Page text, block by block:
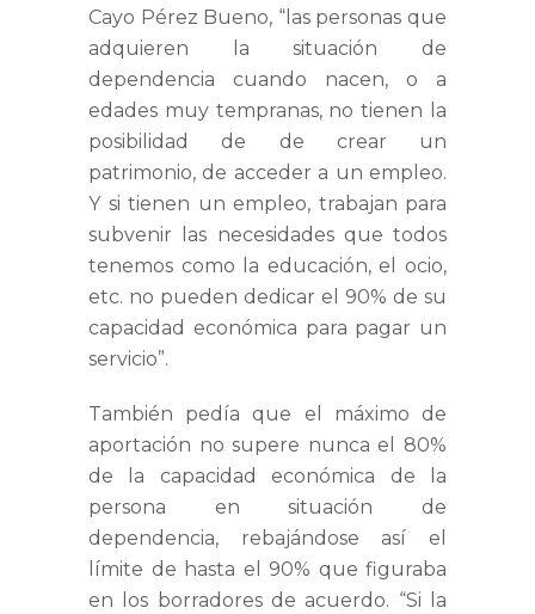
Cayo Pérez Bueno, “las personas que
adquieren la situación de
dependencia cuando nacen, o a
edades muy tempranas, no tienen la
posibilidad de de crear un
patrimonio, de acceder a un empleo.
Y si tienen un empleo, trabajan para
subvenir las necesidades que todos
tenemos como la educación, el ocio,
etc. no pueden dedicar el 90% de su
capacidad económica para pagar un
servicio”.
También pedía que el máximo de
aportación no supere nunca el 80%
de la capacidad económica de la
persona en situación de
dependencia, rebajándose así el
límite de hasta el 90% que figuraba
en los borradores de acuerdo. “Si la